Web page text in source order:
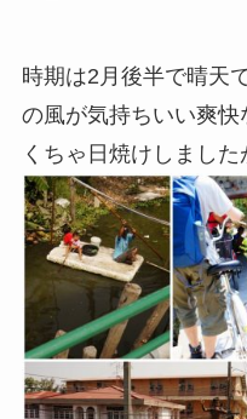
時期は2月後半で晴天
の風が気持ちいい爽
くちゃ日焼けしました